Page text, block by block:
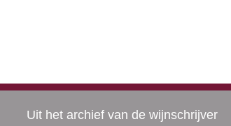
Uit het archief van de wijnschrijver